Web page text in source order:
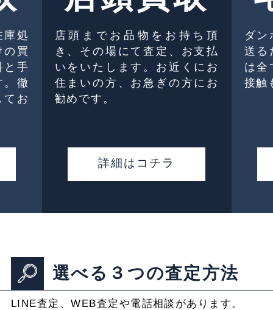
庫処
の買
と手
。徹
てお
店頭までお品物をお持ち頂
き、その場にて査定、お支払
いをいたします。お近くにお
住まいの方、お急ぎの方にお
勧めです。
詳細はコチラ
ダ
送る
は全
接触
選べる３つの査定方法
LINE査定、WEB査定や電話相談があります。